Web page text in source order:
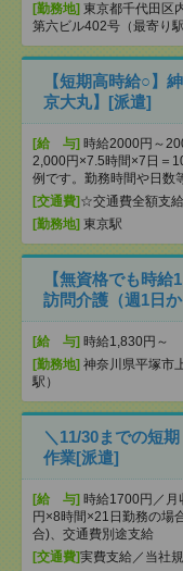
[勤務地] 東京都千代田区
第六ビル402号（最寄り
【短期高時給○】
京大丸】[派遣]
[給 与] 時給2000円～
2,000円×7.5時間×7日
例です。勤務時間や日数
[交通費] ☆交通費全額支給
[勤務地] 東京駅
【無資格でも時
訪問介護（週1日
[給 与] 時給1,830円～
[勤務地] 神奈川県平塚市
駅）
＼11/30までの短
作業[派遣]
[給 与] 時給1700円／
円×8時間×21日勤務の場
合)、交通費別途支給
[交通費]実費支給／当社規